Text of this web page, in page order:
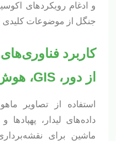
و ادغام رویکردهای
جنگل از موضوعات
کاربرد
از دور، GIS، هوش مصنوعی)
استفاده از تصاویر
داده‌های لیدار، پهپادها
ماشین برای